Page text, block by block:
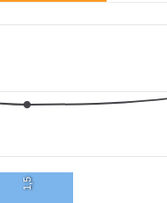
1,5